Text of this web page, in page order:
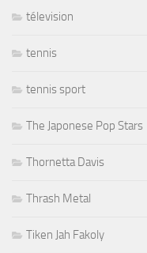
télevision
tennis
tennis sport
The Japonese Pop Stars
Thornetta Davis
Thrash Metal
Tiken Jah Fakoly